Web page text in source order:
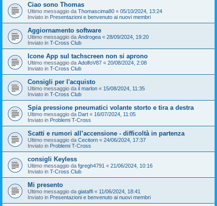
Ciao sono Thomas
Ultimo messaggio da Thomascima80 « 05/10/2024, 13:24
Inviato in Presentazioni e benvenuto ai nuovi membri
Aggiornamento software
Ultimo messaggio da Androgea « 28/09/2024, 19:20
Inviato in T-Cross Club
Icone App sul tachscreen non si aprono
Ultimo messaggio da AdolfoV87 « 20/08/2024, 2:08
Inviato in T-Cross Club
Consigli per l'acquisto
Ultimo messaggio da il marlon « 15/08/2024, 11:35
Inviato in T-Cross Club
Spia pressione pneumatici volante storto e tira a destra
Ultimo messaggio da Dart « 16/07/2024, 11:05
Inviato in Problemi T-Cross
Scatti e rumori all’accensione - difficoltà in partenza
Ultimo messaggio da Cecitorn « 24/06/2024, 17:37
Inviato in Problemi T-Cross
consigli Keyless
Ultimo messaggio da fgregh4791 « 21/06/2024, 10:16
Inviato in T-Cross Club
Mi presento
Ultimo messaggio da giataffi « 11/06/2024, 18:41
Inviato in Presentazioni e benvenuto ai nuovi membri